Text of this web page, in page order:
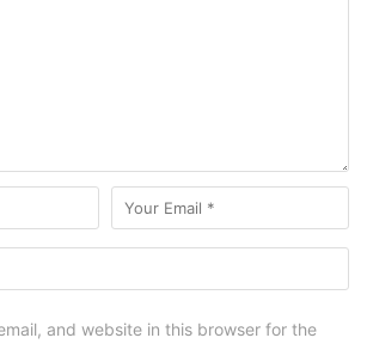
and website in this browser for the